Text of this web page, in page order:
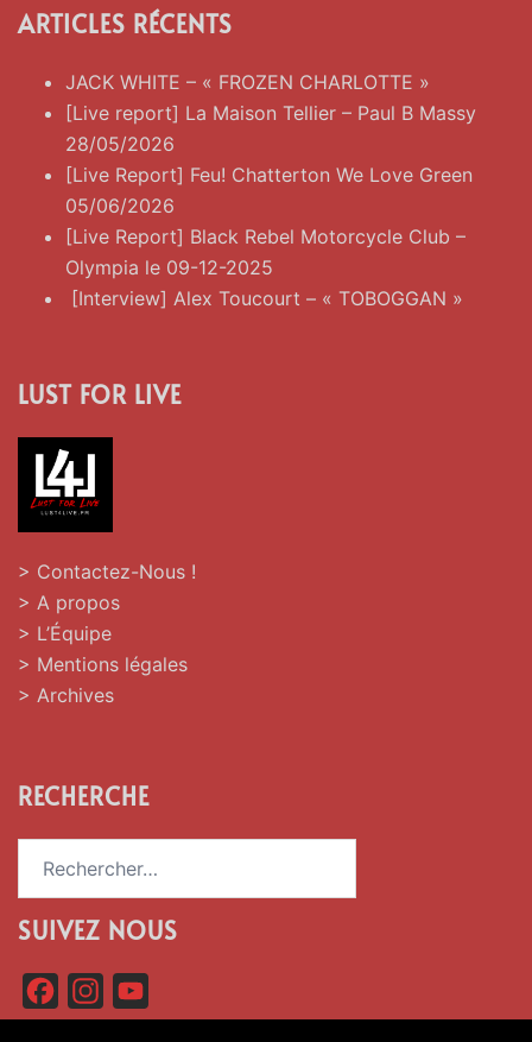
ARTICLES RÉCENTS
JACK WHITE – « FROZEN CHARLOTTE »
[Live report] La Maison Tellier – Paul B Massy
28/05/2026
[Live Report] Feu! Chatterton We Love Green
05/06/2026
[Live Report] Black Rebel Motorcycle Club –
Olympia le 09-12-2025
[Interview] Alex Toucourt – « TOBOGGAN »
LUST FOR LIVE
> Contactez-Nous !
> A propos
> L’Équipe
> Mentions légales
> Archives
RECHERCHE
SUIVEZ NOUS
a
n
o